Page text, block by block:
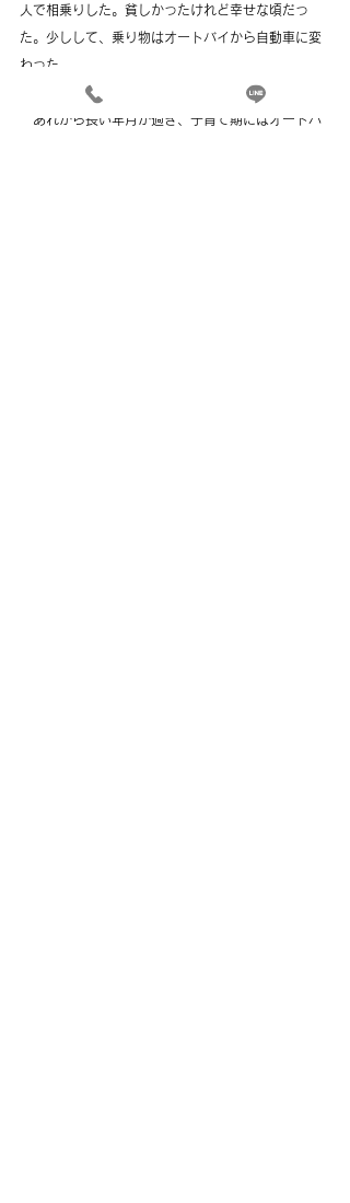
人で相乗りした。貧しかったけれど幸せな頃だっ
た。少しして、乗り物はオートバイから自動車に変
わった。
あれから長い年月が過ぎ、子育て期にはオートバ